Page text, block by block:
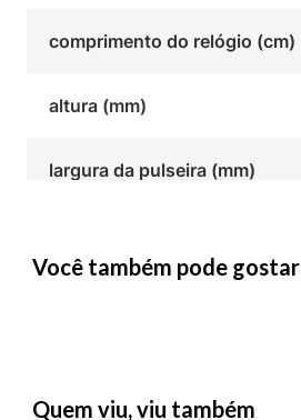
comprimento do relógio (cm)
altura (mm)
largura da pulseira (mm)
Você também pode gostar
Quem viu, viu também